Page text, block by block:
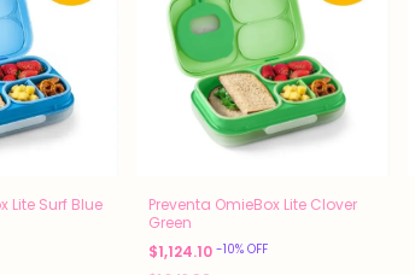
Lite Surf Blue
Preventa OmieBox Lite Clover
Green
$1,124.10 -10% OFF